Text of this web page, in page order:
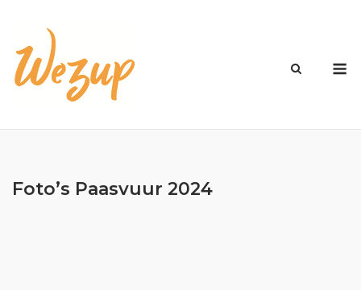
inhoud
Foto’s Paasvuur 2024